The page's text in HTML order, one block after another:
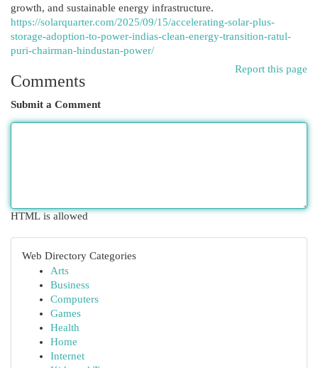
growth, and sustainable energy infrastructure.
https://solarquarter.com/2025/09/15/accelerating-solar-plus-
storage-adoption-to-power-indias-clean-energy-transition-ratul-
puri-chairman-hindustan-power/
Report this page
Comments
Submit a Comment
HTML is allowed
Web Directory Categories
Arts
Business
Computers
Games
Health
Home
Internet